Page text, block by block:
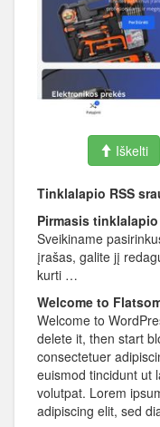
Iškelti
Tinklalapio RSS
Pirmasis
Sveikiname
įrašas, galite jį
kurti …
Welcome to
Welcome to
delete it, then start
consectetuer
euismod tincidunt ut
volutpat. Lorem
adipiscing elit, sed